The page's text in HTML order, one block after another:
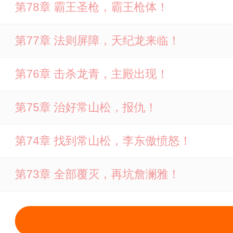
第78章 霸王圣枪，霸王枪体！
第77章 法则屏障，天纪龙来临！
第76章 击杀龙青，主殿出现！
第75章 治好常山松，报仇！
第74章 找到常山松，李东傲愤怒！
第73章 全部覆灭，再坑詹澜雅！